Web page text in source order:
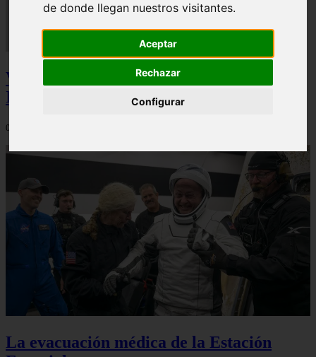
de donde llegan nuestros visitantes.
Aceptar
Rechazar
Configurar
Video Advertencias desde la cúspide de la
IA: Hinton y el posible colapso social
06/03/2026
La evacuación médica de la Estación